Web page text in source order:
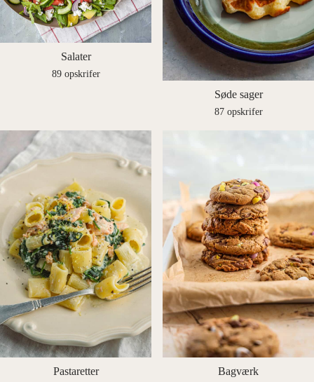
Salater
89 opskrifer
Søde sager
87 opskrifer
Pastaretter Bagværk